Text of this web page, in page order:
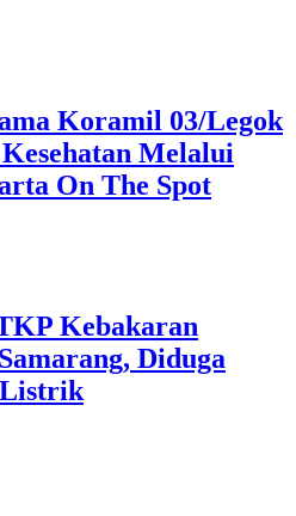
Koramil 03/Legok
Melalui
On The Spot
Kebakaran
Diduga